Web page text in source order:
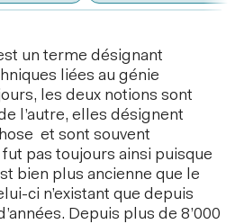
un terme désignant
liées au génie
les deux notions sont
l’autre, elles désignent
et sont souvent
fut pas toujours ainsi puisque
bien plus ancienne que le
ci n’existant que depuis
Depuis plus de 8’000